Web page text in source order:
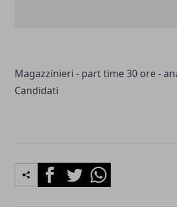
Magazzinieri - part time 30 ore -
Candidati
FacebookTwitterWhatsapp